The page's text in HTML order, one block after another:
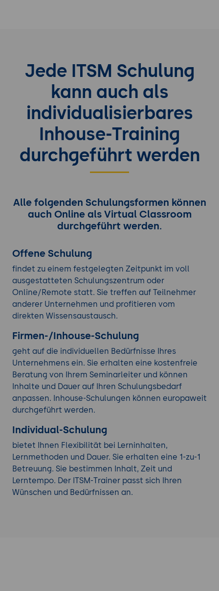
Jede ITSM Schulung
kann auch als
individualisierbares
Inhouse-Training
durchgeführt werden
Alle folgenden Schulungsformen können
auch Online als Virtual Classroom
durchgeführt werden.
Offene Schulung
findet zu einem festgelegten Zeitpunkt im voll
ausgestatteten Schulungszentrum oder
Online/Remote statt. Sie treffen auf Teilnehmer
anderer Unternehmen und profitieren vom
direkten Wissensaustausch.
Firmen-/Inhouse-Schulung
geht auf die individuellen Bedürfnisse Ihres
Unternehmens ein. Sie erhalten eine kostenfreie
Beratung von Ihrem Seminarleiter und können
Inhalte und Dauer auf Ihren Schulungsbedarf
anpassen. Inhouse-Schulungen können europaweit
durchgeführt werden.
Individual-Schulung
bietet Ihnen Flexibilität bei Lerninhalten,
Lernmethoden und Dauer. Sie erhalten eine 1-zu-1
Betreuung. Sie bestimmen Inhalt, Zeit und
Lerntempo. Der ITSM-Trainer passt sich Ihren
Wünschen und Bedürfnissen an.